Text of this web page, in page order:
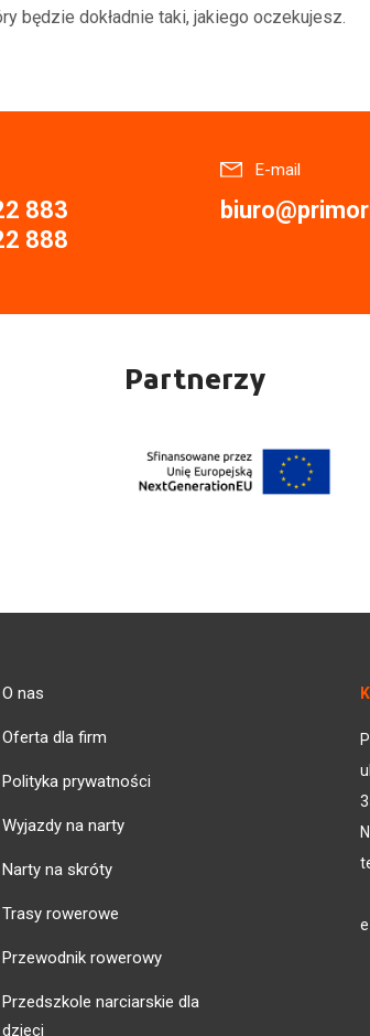
będzie dokładnie taki, jakiego oczekujesz.
883
888
E-mail
Partnerzy
O nas
Oferta dla firm
Polityka prywatności
Wyjazdy na narty
Narty na skróty
Trasy rowerowe
Przewodnik rowerowy
Przedszkole narciarskie dla
dzieci